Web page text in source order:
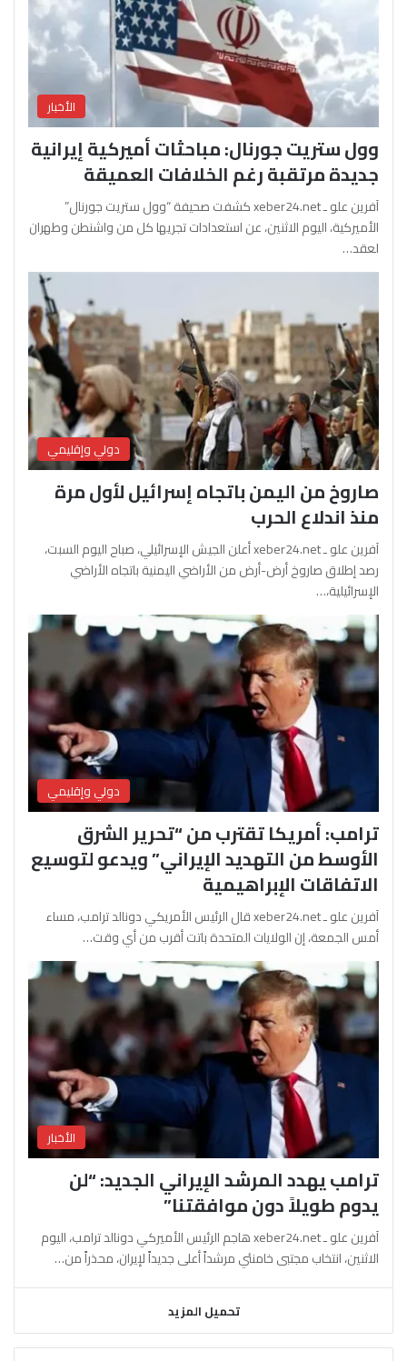
الأخبار
وول ستريت جورنال: مباحثات أميركية إيرانية
جديدة مرتقبة رغم الخلافات العميقة
آفرين علو ـ xeber24.net كشفت صحيفة “وول ستريت جورنال”
الأميركية، اليوم الاثنين، عن استعدادات تجريها كل من واشنطن وطهران
لعقد…
دولي وإقليمي
صاروخ من اليمن باتجاه إسرائيل لأول مرة
منذ اندلاع الحرب
آفرين علو ـ xeber24.net أعلن الجيش الإسرائيلي، صباح اليوم السبت،
رصد إطلاق صاروخ أرض-أرض من الأراضي اليمنية باتجاه الأراضي
الإسرائيلية،…
دولي وإقليمي
ترامب: أمريكا تقترب من “تحرير الشرق
الأوسط من التهديد الإيراني” ويدعو لتوسيع
الاتفاقات الإبراهيمية
آفرين علو ـ xeber24.net قال الرئيس الأمريكي دونالد ترامب، مساء
أمس الجمعة، إن الولايات المتحدة باتت أقرب من أي وقت…
الأخبار
ترامب يهدد المرشد الإيراني الجديد: “لن
يدوم طويلاً دون موافقتنا”
آفرين علو ـ xeber24.net هاجم الرئيس الأميركي دونالد ترامب، اليوم
الاثنين، انتخاب مجتبى خامنئي مرشداً أعلى جديداً لإيران، محذراً من…
تحميل المزيد